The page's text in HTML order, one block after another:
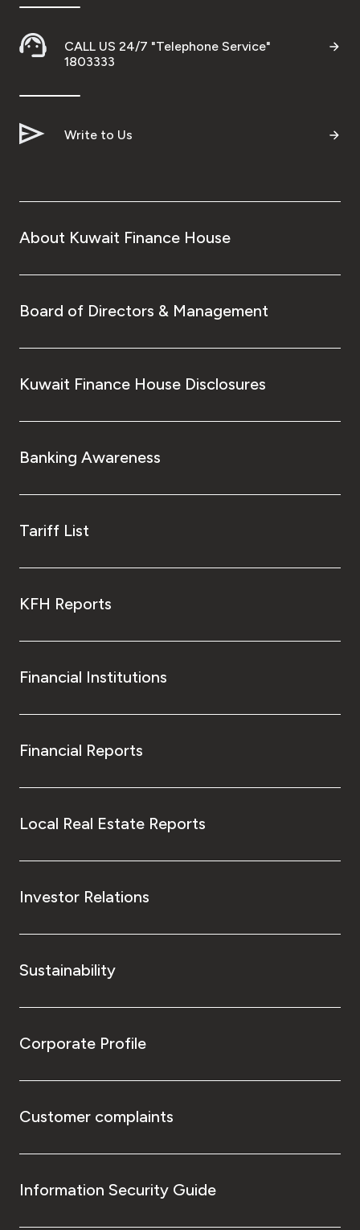
CALL US 24/7 "Telephone Service"
1803333
Write to Us
About Kuwait Finance House
Board of Directors & Management
Kuwait Finance House Disclosures
Banking Awareness
Tariff List
KFH Reports
Financial Institutions
Financial Reports
Local Real Estate Reports
Investor Relations
Sustainability
Corporate Profile
Customer complaints
Information Security Guide